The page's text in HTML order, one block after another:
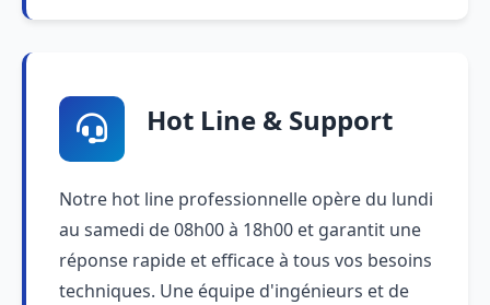
Hot Line & Support
Notre hot line professionnelle opère du lundi
au samedi de 08h00 à 18h00 et garantit une
réponse rapide et efficace à tous vos besoins
techniques. Une équipe d'ingénieurs et de